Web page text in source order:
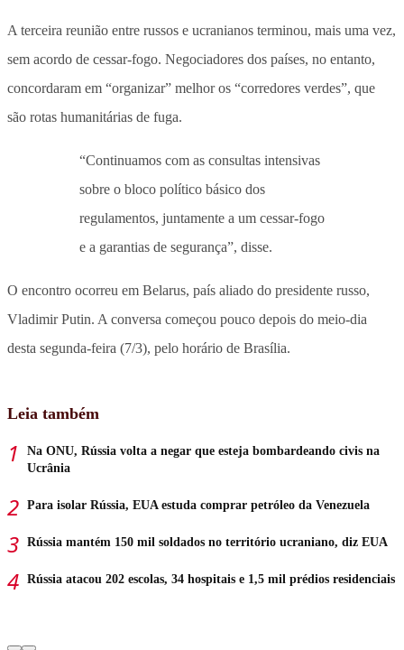
A terceira reunião entre russos e ucranianos terminou, mais uma vez,
sem acordo de cessar-fogo. Negociadores dos países, no entanto,
concordaram em “organizar” melhor os “corredores verdes”, que
são rotas humanitárias de fuga.
“Continuamos com as consultas intensivas
sobre o bloco político básico dos
regulamentos, juntamente a um cessar-fogo
e a garantias de segurança”, disse.
O encontro ocorreu em Belarus, país aliado do presidente russo,
Vladimir Putin. A conversa começou pouco depois do meio-dia
desta segunda-feira (7/3), pelo horário de Brasília.
Leia também
Na ONU, Rússia volta a negar que esteja bombardeando civis na
Ucrânia
Para isolar Rússia, EUA estuda comprar petróleo da Venezuela
Rússia mantém 150 mil soldados no território ucraniano, diz EUA
Rússia atacou 202 escolas, 34 hospitais e 1,5 mil prédios residenciais